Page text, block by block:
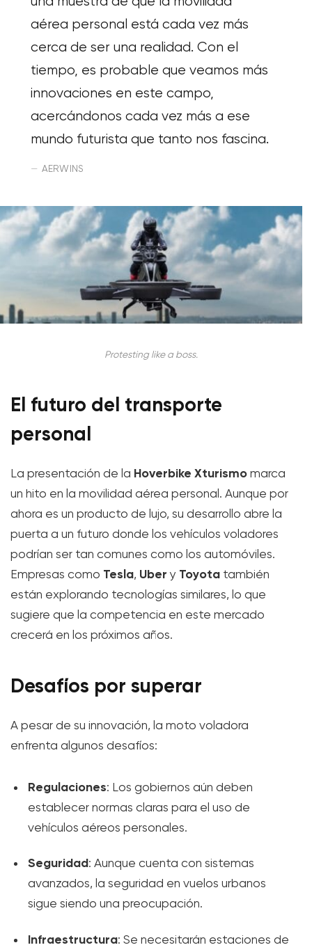
aérea personal está cada vez más
cerca de ser una realidad. Con el
tiempo, es probable que veamos más
innovaciones en este campo,
acercándonos cada vez más a ese
mundo futurista que tanto nos fascina.
AERWINS
Protesting like a boss.
El futuro del transporte
personal
La presentación de la Hoverbike Xturismo marca
un hito en la movilidad aérea personal. Aunque por
ahora es un producto de lujo, su desarrollo abre la
puerta a un futuro donde los vehículos voladores
podrían ser tan comunes como los automóviles.
Empresas como Tesla, Uber y Toyota también
están explorando tecnologías similares, lo que
sugiere que la competencia en este mercado
crecerá en los próximos años.
Desafíos por superar
A pesar de su innovación, la moto voladora
enfrenta algunos desafíos:
Regulaciones: Los gobiernos aún deben
establecer normas claras para el uso de
vehículos aéreos personales.
Seguridad: Aunque cuenta con sistemas
avanzados, la seguridad en vuelos urbanos
sigue siendo una preocupación.
Infraestructura: Se necesitarán estaciones de